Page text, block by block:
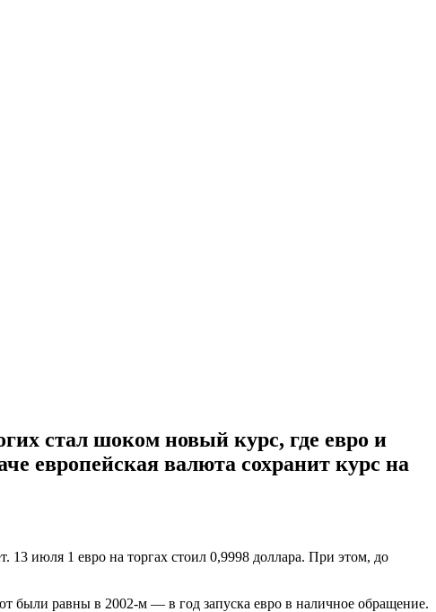
стал шоком новый курс, где евро и
европейская валюта сохранит курс на
13 июля 1 евро на торгах стоил 0,9998 доллара. При этом, до
были равны в 2002-м — в год запуска евро в наличное обращение.